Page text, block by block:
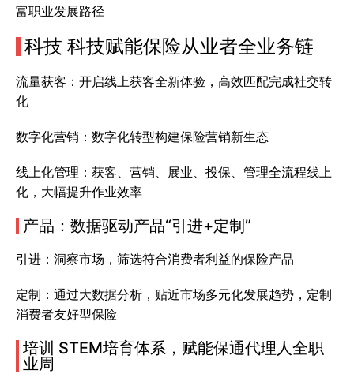
富职业发展路径
科技 科技赋能保险从业者全业务链
流量获客：开启线上获客全新体验，高效匹配完成社交转
化
数字化营销：数字化转型构建保险营销新生态
线上化管理：获客、营销、展业、投保、管理全流程线上
化，大幅提升作业效率
产品：数据驱动产品“引进+定制”
引进：洞察市场，筛选符合消费者利益的保险产品
定制：通过大数据分析，贴近市场多元化发展趋势，定制
消费者友好型保险
培训 STEM培育体系，赋能保通代理人全职
业周